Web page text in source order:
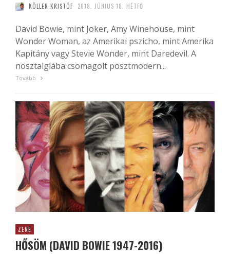
KÖLLER KRISTÓF 2018. JÚNIUS 18. HÉTFŐ
David Bowie, mint Joker, Amy Winehouse, mint
Wonder Woman, az Amerikai pszicho, mint Amerika
Kapitány vagy Stevie Wonder, mint Daredevil. A
nosztalgiába csomagolt posztmodern...
Tovább
ZENE
HŐSÖM (DAVID BOWIE 1947-2016)